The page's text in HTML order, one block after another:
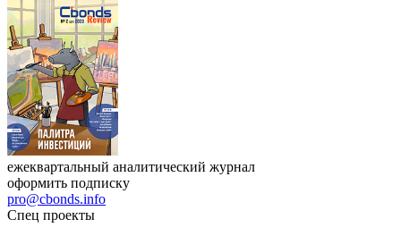
ежеквартальный аналитический журнал
оформить подписку
pro@cbonds.info
Спец проекты